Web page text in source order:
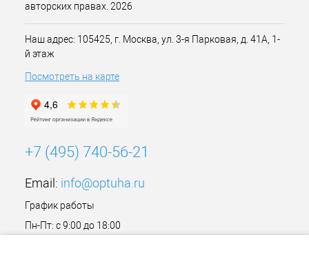
авторских правах. 2026
Наш адрес: 105425, г. Москва, ул. 3-я Парковая, д. 41А, 1-
й этаж
Посмотреть на карте
+7 (495) 740-56-21
Email: info@optuha.ru
График работы
Пн-Пт: с 9:00 до 18:00